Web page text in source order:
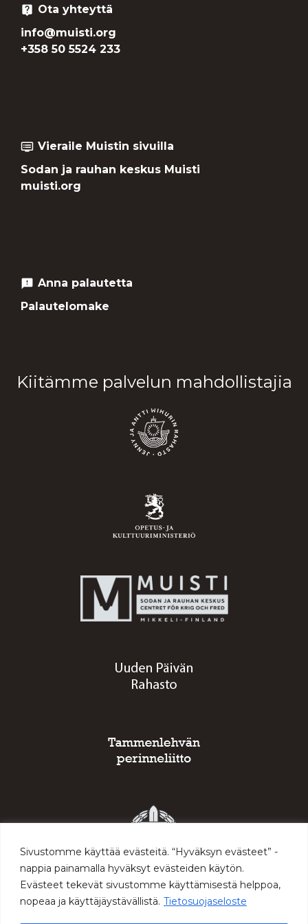
Sivustomme käyttää evästeitä. “Hyväksyn evästeet” -
nappia painamalla hyväksyt evästeiden käytön.
Evästeet tekevät sivustomme käyttämisestä helppoa,
nopeaa ja käyttäjäystävällistä. Tietosuojaseloste
live_help Ota yhteyttä
info@muisti.org
+358 50 5524 233
dvr Vieraile Muistin sivuilla
Sodan ja rauhan keskus Muisti
muisti.org
feedback Anna palautetta
Palautelomake
Kiitämme palvelun mahdollistajia